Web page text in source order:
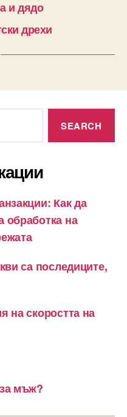
и дядо
дрехи
Как да
обработка на
са последиците,
на скоростта на
мъж?